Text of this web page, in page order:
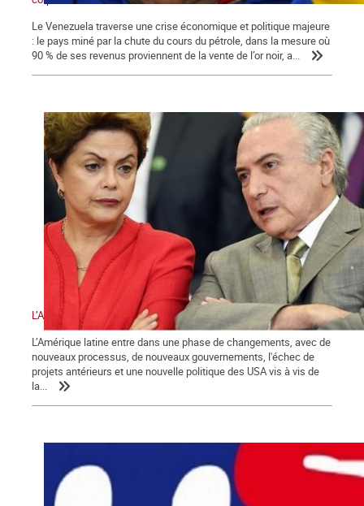
Le Venezuela traverse une crise économique et politique majeure
: le pays miné par la chute du cours du pétrole, dans la mesure où
90 % de ses revenus proviennent de la vente de l’or noir, a...
L’Amérique latine et les défis de la gauche
L’Amérique latine entre dans une phase de changements, avec de
nouveaux processus, de nouveaux gouvernements, l'échec de
projets antérieurs et une nouvelle politique des USA vis à vis de
la...